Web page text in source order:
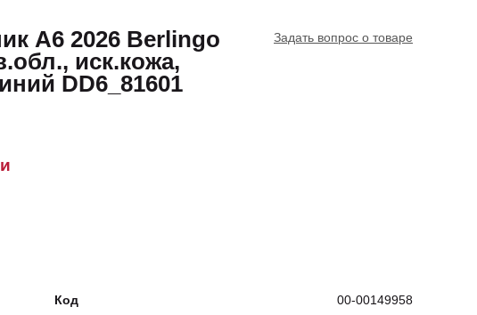
А6 2026 Berlingo
иск.кожа,
DD6_81601
Задать вопрос о товаре
Код
00-00149958